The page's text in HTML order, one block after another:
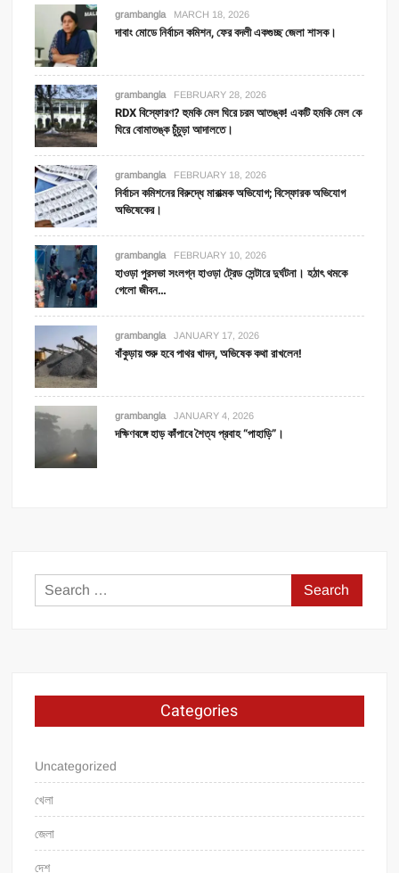
grambangla MARCH 18, 2026
দাবাং মোডে নির্বাচন কমিশন, ফের বদলী একগুচ্ছ জেলা শাসক।
grambangla FEBRUARY 28, 2026
RDX বিস্ফোরণ? হুমকি মেল ঘিরে চরম আতঙ্ক! একটি হমকি মেল কে
ঘিরে বোমাতঙ্ক চুঁচুড়া আদালতে।
grambangla FEBRUARY 18, 2026
নির্বাচন কমিশনের বিরুদ্ধে মারাত্মক অভিযোগ; বিস্ফোরক অভিযোগ
অভিষেকের।
grambangla FEBRUARY 10, 2026
হাওড়া পুরসভা সংলগ্ন হাওড়া ট্রেড সেন্টারে দুর্ঘটনা। হঠাৎ থমকে
গেলো জীবন…
grambangla JANUARY 17, 2026
বাঁকুড়ায় শুরু হবে পাথর খাদন, অভিষেক কথা রাখলেন!
grambangla JANUARY 4, 2026
দক্ষিণবঙ্গে হাড় কাঁপাবে শৈত্য প্রবাহ “পাহাড়ি”।
Search
for:
Categories
Uncategorized
খেলা
জেলা
দেশ